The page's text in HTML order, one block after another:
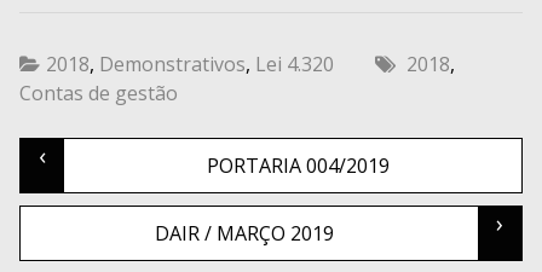
2018, Demonstrativos, Lei 4.320 2018,
Contas de gestão
Post
navigation
‹ PORTARIA 004/2019
DAIR / MARÇO 2019 ›